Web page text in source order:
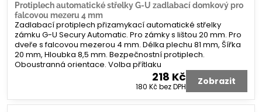
Protiplech automatické střelky G-U zadlabací domkový pro
falcovou mezeru 4 mm
Zadlabací protiplech přizamykací automatické střelky
zámku G-U Secury Automatic. Pro zámky s lištou 20 mm. Pro
dveře s falcovou mezerou 4 mm. Délka plechu 81 mm, Šířka
20 mm, Hloubka 8,5 mm. Bezpečnostní protiplech.
Oboustranná orientace. Volba přítlaku
218 Kč
180 Kčbez DPH Zobrazit